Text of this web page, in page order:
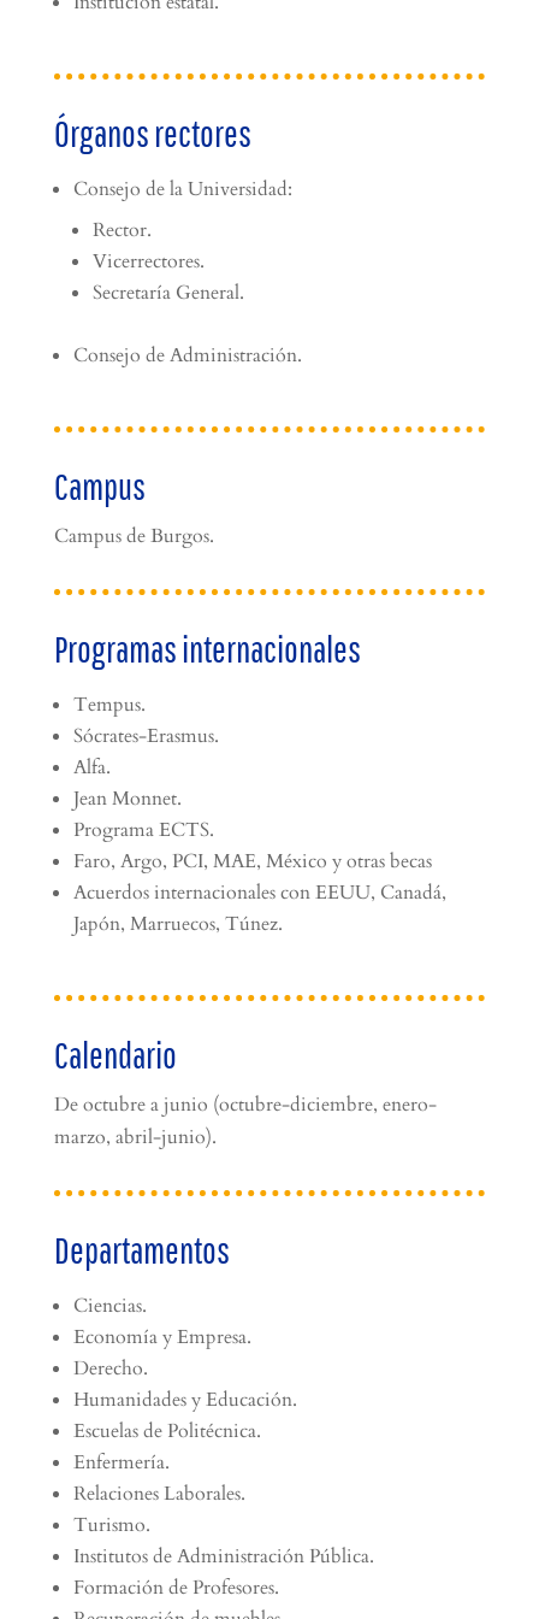
Órganos rectores
Consejo de la Universidad:
Rector.
Vicerrectores.
Secretaría General.
Consejo de Administración.
Campus
Campus de Burgos.
Programas internacionales
Tempus.
Sócrates-Erasmus.
Alfa.
Jean Monnet.
Programa ECTS.
Faro, Argo, PCI, MAE, México y otras becas
Acuerdos internacionales con EEUU, Canadá,
Japón, Marruecos, Túnez.
Calendario
De octubre a junio (octubre-diciembre, enero-
marzo, abril-junio).
Departamentos
Ciencias.
Economía y Empresa.
Derecho.
Humanidades y Educación.
Escuelas de Politécnica.
Enfermería.
Relaciones Laborales.
Turismo.
Institutos de Administración Pública.
Formación de Profesores.